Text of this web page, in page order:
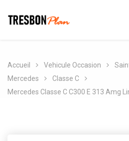
Accueil Vehicule Occasion
Mercedes
Classe C
Mercedes Classe C C300 E 313 Amg